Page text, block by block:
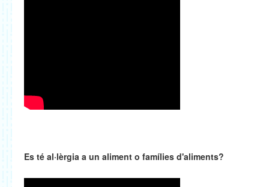
Es té al·lèrgia a un aliment o famílies d'aliments?